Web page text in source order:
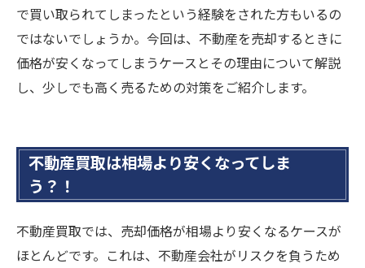
で買い取られてしまったという経験をされた方もいるの
ではないでしょうか。今回は、不動産を売却するときに
価格が安くなってしまうケースとその理由について解説
し、少しでも高く売るための対策をご紹介します。
不動産買取は相場より安くなってしま
う？！
不動産買取では、売却価格が相場より安くなるケースが
ほとんどです。これは、不動産会社がリスクを負うため